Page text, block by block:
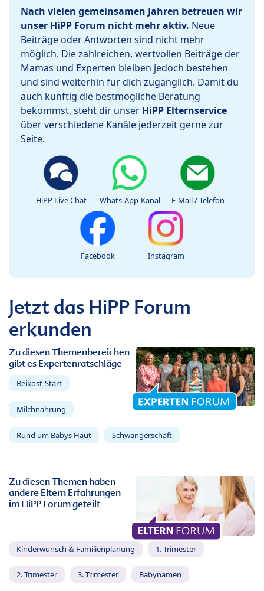
Nach vielen gemeinsamen Jahren betreuen wir
unser HiPP Forum nicht mehr aktiv. Neue
Beiträge oder Antworten sind nicht mehr
möglich. Die zahlreichen, wertvollen Beiträge der
Mamas und Experten bleiben jedoch bestehen
und sind weiterhin für dich zugänglich. Damit du
auch künftig die bestmögliche Beratung
bekommst, steht dir unser HiPP Elternservice
über verschiedene Kanäle jederzeit gerne zur
Seite.
HiPP Live Chat Whats-App-Kanal E-Mail / Telefon
Facebook Instagram
Jetzt das HiPP Forum
erkunden
Zu diesen Themenbereichen
gibt es Expertenratschläge
Beikost-Start
Milchnahrung
Rund um Babys Haut Schwangerschaft
Zu diesen Themen haben
andere Eltern Erfahrungen
im HiPP Forum geteilt
Kinderwunsch & Familienplanung 1. Trimester
2. Trimester 3. Trimester Babynamen